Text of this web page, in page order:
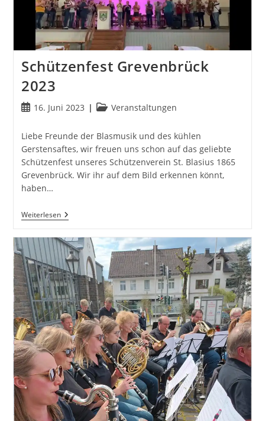
Schützenfest Grevenbrück
2023
Beitrag16. Juni 2023
Beitrags-
Veranstaltungen
Liebe Freunde der Blasmusik und des kühlen
Gerstensaftes, wir freuen uns schon auf das geliebte
Schützenfest unseres Schützenverein St. Blasius 1865
Grevenbrück. Wir ihr auf dem Bild erkennen könnt,
haben…
WeiterlesenSchützenfest
Grevenbrück